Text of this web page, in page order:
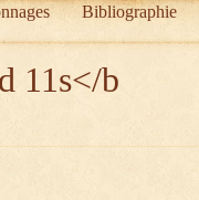
Bibliographie
11s</b